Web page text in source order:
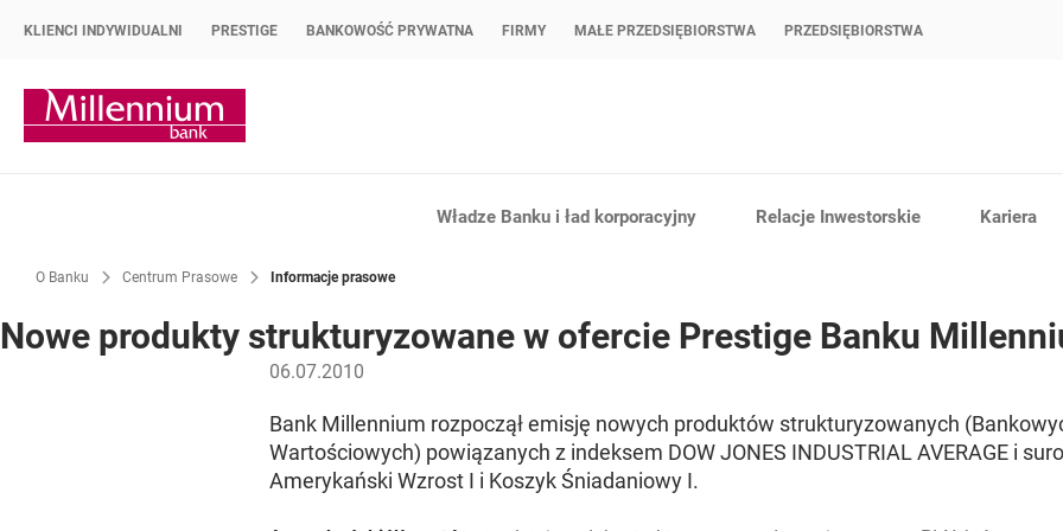
KLIENCI INDYWIDUALNI PRESTIGE BANKOWOŚĆ PRYWATNA FIRMY MAŁE PRZEDSIĘBIORSTWA PRZEDSIĘBIORSTWA
Strona główna Bank Millennium
Władze Banku i ład korporacyjny Relacje Inwestorskie Kariera
O Banku Centrum Prasowe Informacje prasowe
Nowe produkty strukturyzowane w ofercie Prestige Banku
06.07.2010
Bank Millennium rozpoczął emisję nowych produktów strukturyzowanych
Wartościowych) powiązanych z indeksem DOW JONES INDUSTRIAL AVERAGE i
Amerykański Wzrost I i Koszyk Śniadaniowy I.